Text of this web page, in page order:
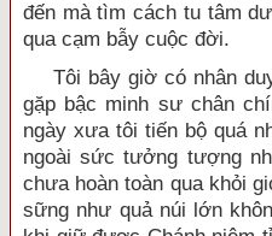
đến mà tìm cách tu tâm
qua cạm bẫy cuộc đời.
Tôi bây giờ có nhân
gặp bậc minh sư chân
ngày xưa tôi tiến bộ quá
ngoài sức tưởng tượng
chưa hoàn toàn qua khỏi
sững như quả núi lớn